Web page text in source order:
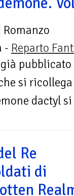
| Romanzo
- Reparto
si
dactyl
Re
di